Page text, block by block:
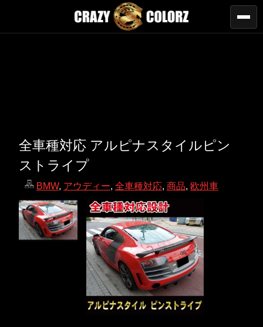
全車種対応 アルピナスタイルピン
ストライプ
BMW, アウディー, 全車種対応, 商品, 欧州車